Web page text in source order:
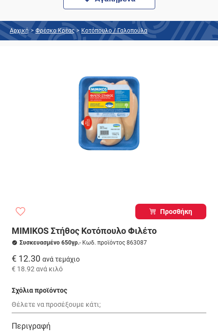
Αρχική > Φρέσκο Κρέας > Κοτόπουλο / Γαλοπούλα
Προσθήκη
MIMIKOS Στήθος Κοτόπουλο Φιλέτο
Συσκευασμένο 650γρ.- Κωδ. προϊόντος 863087
€ 12.30 ανά τεμάχιο
€ 18.92 ανά κιλό
Σχόλια προϊόντος
Περιγραφή